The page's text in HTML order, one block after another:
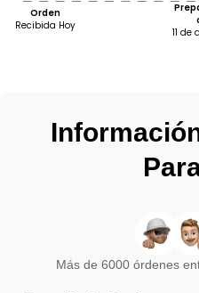
Orden
Recibida Hoy
11 de
Más de 6000 órdenes